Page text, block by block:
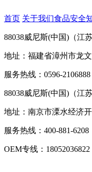
首页 关于我们食品安全
88038威尼斯(中国)（江
地址：福建省漳州市龙
服务热线：0596-2106888
88038威尼斯(中国)（江
地址：南京市溧水经济
服务热线：400-881-6208
OEM专线：18052036822